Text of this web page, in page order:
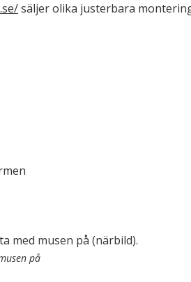
säljer olika justerbara
på